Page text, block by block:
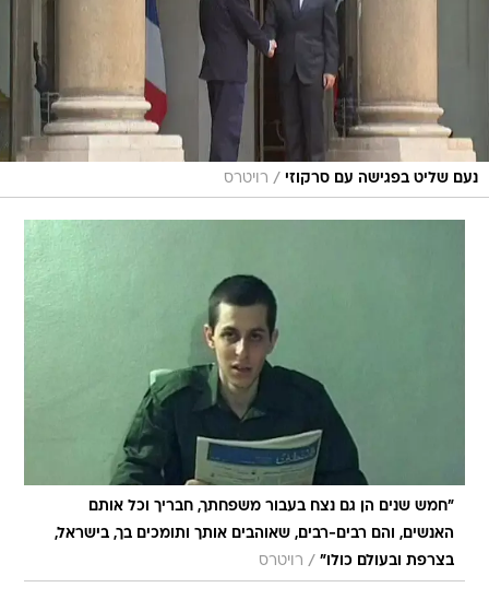
נעם שליט בפגישה עם סרקוזי / רויטרס
"חמש שנים הן גם נצח בעבור משפחתך, חבריך וכל אותם
האנשים, והם רבים-רבים, שאוהבים אותך ותומכים בך, בישראל,
בצרפת ובעולם כולו" / רויטרס